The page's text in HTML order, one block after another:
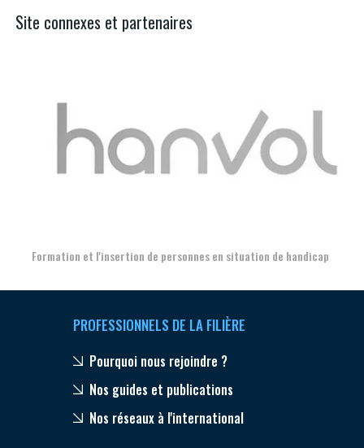
Site connexes et partenaires
Formation et l'insertion de personnes en situation de handicap
PROFESSIONNELS DE LA FILIÈRE
Pourquoi nous rejoindre ?
Nos guides et publications
Nos réseaux à l'international